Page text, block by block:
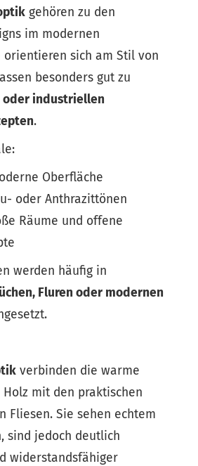
gehören zu den
im modernen
orientieren sich am Stil von
besonders gut zu
industriellen
.
Oberfläche
oder Anthrazittönen
Räume und offene
werden häufig in
Fluren oder modernen
verbinden die warme
mit den praktischen
Fliesen. Sie sehen echtem
sind jedoch deutlich
widerstandsfähiger